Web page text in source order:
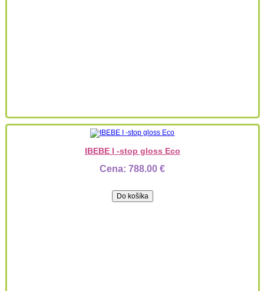
IBEBE I -stop gloss Eco
Cena:788.00 €